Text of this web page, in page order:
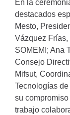
En la
destacados
Mesto,
Vázquez
SOMEMI; Ana
Consejo
Mifsut,
Tecnologías
su
trabajo